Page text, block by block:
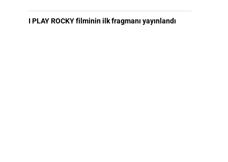
I PLAY ROCKY filminin ilk fragmanı yayınlandı